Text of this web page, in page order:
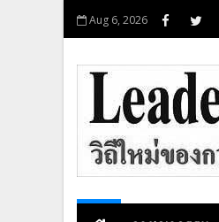
Aug 6, 2026